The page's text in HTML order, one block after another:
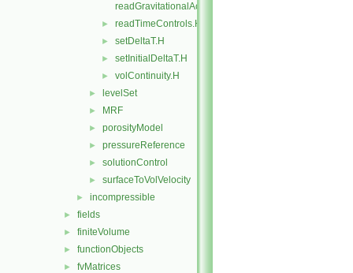
readGravitationalAcceleration.H
► readTimeControls.H
► setDeltaT.H
► setInitialDeltaT.H
► volContinuity.H
► levelSet
► MRF
► porosityModel
► pressureReference
► solutionControl
► surfaceToVolVelocity
► incompressible
► fields
► finiteVolume
► functionObjects
► fvMatrices